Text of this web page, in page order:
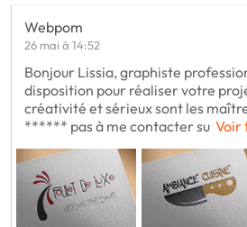
Webpom
26 mai à 14:52
Bonjour Lissia, graphiste
disposition pour réaliser votre
créativité et sérieux sont les
****** pas à me contacter su Voir